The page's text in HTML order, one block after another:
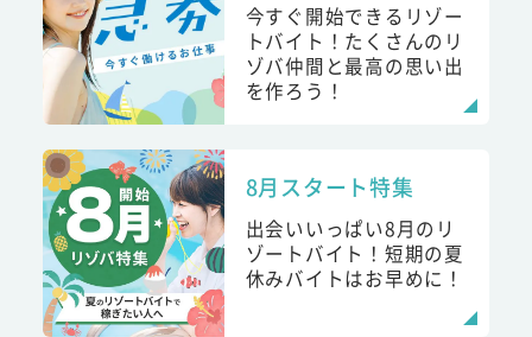
今すぐ開始できるリゾー
トバイト！たくさんのリ
ゾバ仲間と最高の思い出
を作ろう！
8月スタート特集
出会いいっぱい8月のリ
ゾートバイト！短期の夏
休みバイトはお早めに！